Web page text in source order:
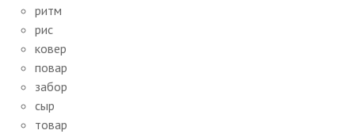
ритм
рис
ковер
повар
забор
сыр
товар